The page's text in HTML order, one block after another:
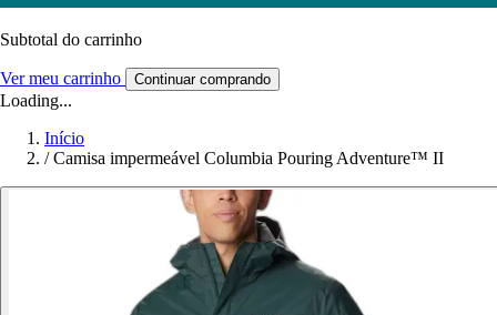
Subtotal do carrinho
Ver meu carrinho Continuar comprando
Loading...
Início
/ Camisa impermeável Columbia Pouring Adventure™ II